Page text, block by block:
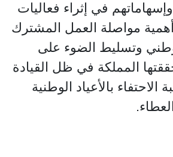
في إثراء فعاليات
مواصلة العمل المشترك
وتسليط الضوء على
المملكة في ظل القيادة
الاحتفاء بالأعياد الوطنية